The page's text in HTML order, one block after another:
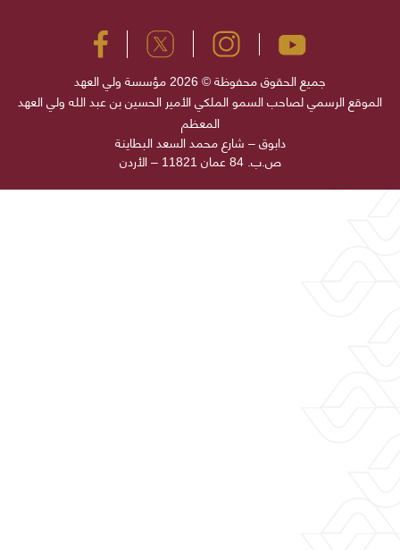
جميع الحقوق محفوظة © 2026 مؤسسة ولي العهد
الموقع الرسمي لصاحب السمو الملكي الأمير الحسين بن عبد الله ولي العهد
المعظم
دابوق – شارع محمد السعد البطاينة
ص.ب. 84 عمان 11821 – الأردن